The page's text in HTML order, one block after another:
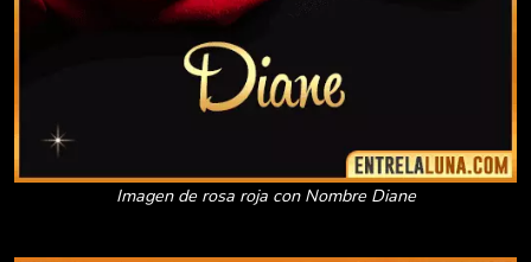
Imagen de rosa roja con Nombre Diane